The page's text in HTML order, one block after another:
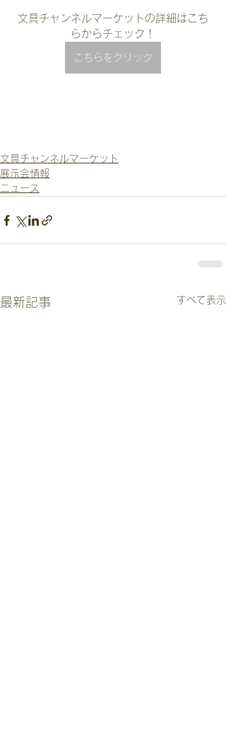
文具チャンネルマーケットの詳細はこち
らからチェック！
こちらをクリック
文具チャンネルマーケット
展示会情報
ニュース
最新記事 すべて表示